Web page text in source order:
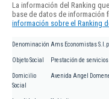
La información del Ranking
base de datos de información
información sobre el Ranking
Denominación Ams Economistas S.l.p
Objeto Social Prestación de
Domicilio
Social
Avenida Angel